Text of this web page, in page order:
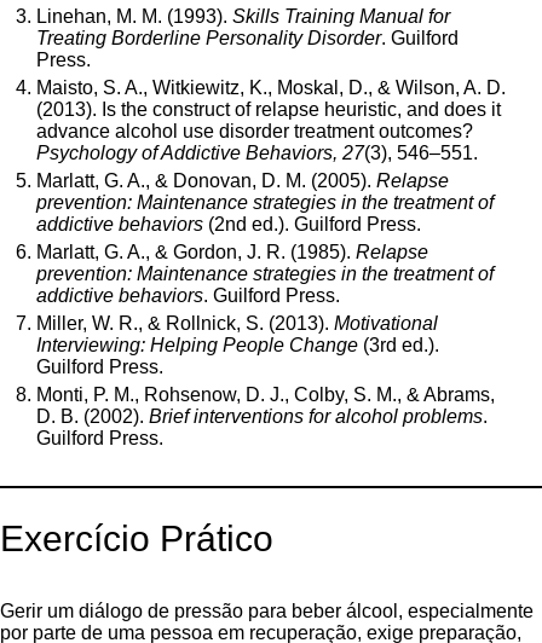
Linehan, M. M. (1993). Skills Training Manual for
Treating Borderline Personality Disorder. Guilford
Press.
Maisto, S. A., Witkiewitz, K., Moskal, D., & Wilson, A. D.
(2013). Is the construct of relapse heuristic, and does it
advance alcohol use disorder treatment outcomes?
Psychology of Addictive Behaviors, 27(3), 546–551.
Marlatt, G. A., & Donovan, D. M. (2005). Relapse
prevention: Maintenance strategies in the treatment of
addictive behaviors (2nd ed.). Guilford Press.
Marlatt, G. A., & Gordon, J. R. (1985). Relapse
prevention: Maintenance strategies in the treatment of
addictive behaviors. Guilford Press.
Miller, W. R., & Rollnick, S. (2013). Motivational
Interviewing: Helping People Change (3rd ed.).
Guilford Press.
Monti, P. M., Rohsenow, D. J., Colby, S. M., & Abrams,
D. B. (2002). Brief interventions for alcohol problems.
Guilford Press.
Exercício Prático
Gerir um diálogo de pressão para beber álcool, especialmente
por parte de uma pessoa em recuperação, exige preparação,